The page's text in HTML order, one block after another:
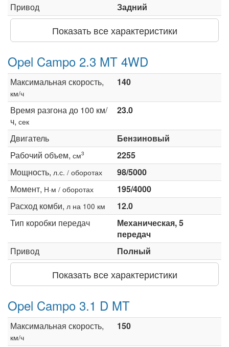
Привод
Задний
Показать все характеристики
Opel Campo 2.3 MT 4WD
Максимальная скорость,
км/ч
140
Время разгона до 100 км/
ч, сек
23.0
Двигатель
Бензиновый
Рабочий объем, см3
2255
Мощность, л.с. / оборотах
98/5000
Момент, Н·м / оборотах
195/4000
Расход комби, л на 100 км
12.0
Тип коробки передач
Механическая, 5
передач
Привод
Полный
Показать все характеристики
Opel Campo 3.1 D MT
Максимальная скорость,
км/ч
150